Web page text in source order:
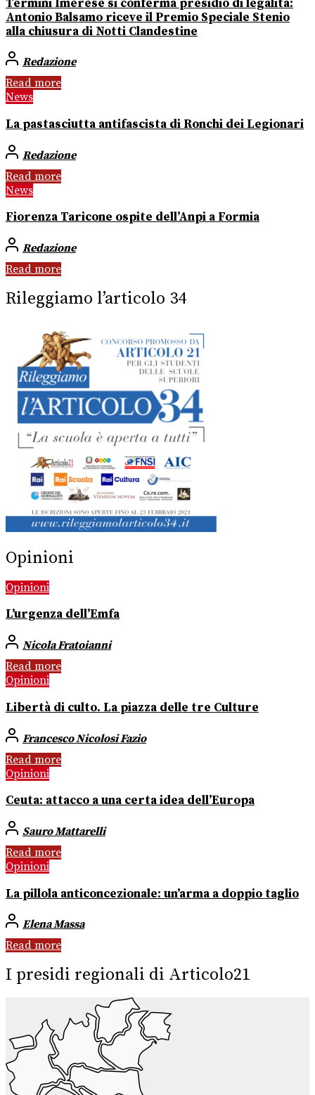
Termini Imerese si conferma presidio di legalità:
Antonio Balsamo riceve il Premio Speciale Stenio
alla chiusura di Notti Clandestine
Redazione
Read more
News
La pastasciutta antifascista di Ronchi dei Legionari
Redazione
Read more
News
Fiorenza Taricone ospite dell’Anpi a Formia
Redazione
Read more
Rileggiamo l’articolo 34
Opinioni
Opinioni
L’urgenza dell’Emfa
Nicola Fratoianni
Read more
Opinioni
Libertà di culto. La piazza delle tre Culture
Francesco Nicolosi Fazio
Read more
Opinioni
Ceuta: attacco a una certa idea dell’Europa
Sauro Mattarelli
Read more
Opinioni
La pillola anticoncezionale: un’arma a doppio taglio
Elena Massa
Read more
I presidi regionali di Articolo21